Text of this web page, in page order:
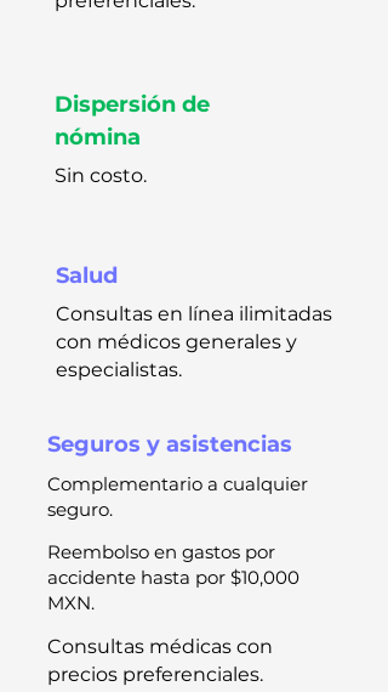
Dispersión de
nómina
Sin costo.
Salud
Consultas en línea ilimitadas
con médicos generales y
especialistas.
Seguros y asistencias
Complementario a cualquier
seguro.
Reembolso en gastos por
accidente hasta por $10,000
MXN.
Consultas médicas con
precios preferenciales.